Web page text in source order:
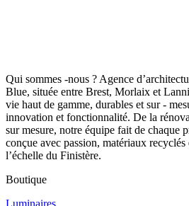
Qui sommes -nous ? Agence
Blue, située entre Brest, Morlaix et
vie haut de gamme, durables et sur -
innovation et fonctionnalité. De la
sur mesure, notre équipe fait de chaque
conçue avec passion, matériaux
l’échelle du Finistère.
Boutique
Luminaires